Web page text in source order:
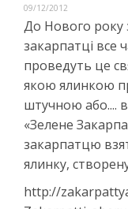
09/12/2012
До Нового року
закарпатці все
проведуть це
якою ялинкою
штучною або....
«Зелене
закарпатцю
ялинку,
http://